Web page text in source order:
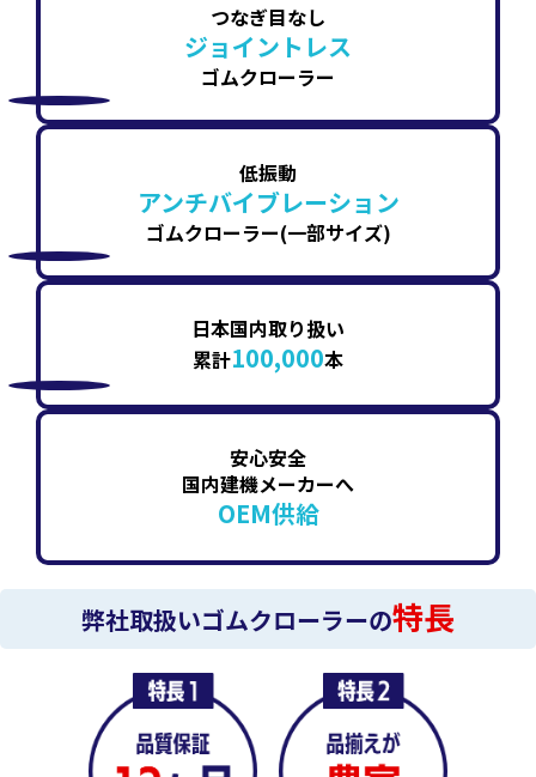
つなぎ目なし
ジョイントレス
ゴムクローラー
低振動
アンチバイブレーション
ゴムクローラー(一部サイズ)
日本国内取り扱い
累計100,000本
安心安全
国内建機メーカーへ
OEM供給
弊社取扱いゴムクローラーの特長